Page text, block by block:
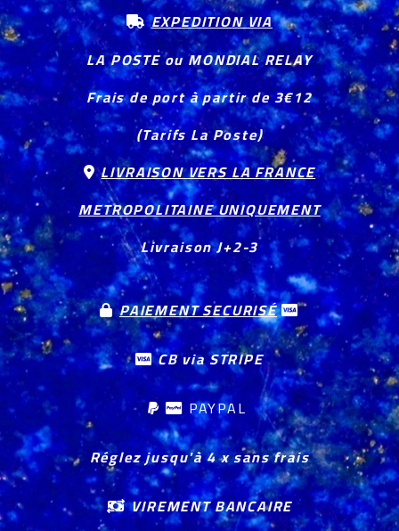
EXPEDITION VIA
LA POSTE ou MONDIAL RELAY
Frais de port à partir de 3€12
(Tarifs La Poste)
LIVRAISON VERS LA FRANCE
METROPOLITAINE UNIQUEMENT
Livraison J+2-3
PAIEMENT SECURISÉ 
CB via STRIPE
  PAYPAL
Réglez jusqu'à 4 x sans frais
VIREMENT BANCAIRE